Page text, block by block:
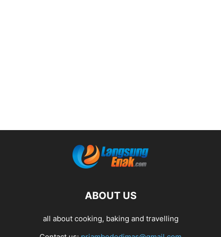
ABOUT US
all about cooking, baking and travelling